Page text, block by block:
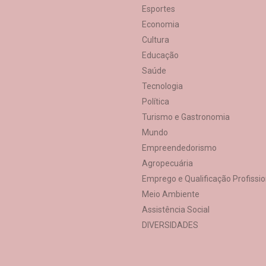
Esportes
Economia
Cultura
Educação
Saúde
Tecnologia
Política
Turismo e Gastronomia
Mundo
Empreendedorismo
Agropecuária
Emprego e Qualificação
Meio Ambiente
Assistência Social
DIVERSIDADES